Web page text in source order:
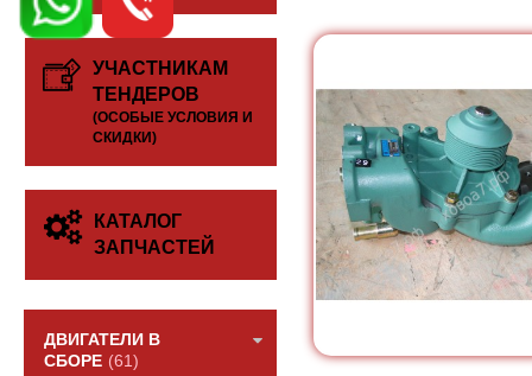
УЧАСТНИКАМ
ТЕНДЕРОВ
(ОСОБЫЕ УСЛОВИЯ И
СКИДКИ)
КАТАЛОГ
ЗАПЧАСТЕЙ
ДВИГАТЕЛИ В
СБОРЕ (61)